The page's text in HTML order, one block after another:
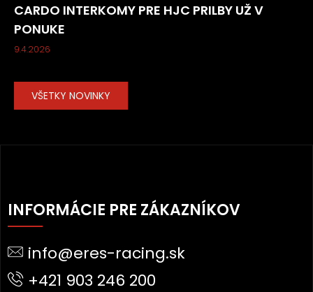
CARDO INTERKOMY PRE HJC PRILBY UŽ V
PONUKE
9.4.2026
VŠETKY NOVINKY
Á
P
T
INFORMÁCIE PRE ZÁKAZNÍKOV
info@eres-racing.sk
+421 903 246 200